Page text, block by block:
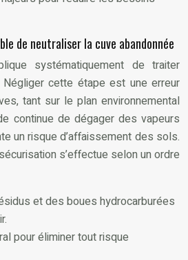
de neutraliser la cuve abandonnée
systématiquement de traiter
Négliger cette étape est une erreur
tant sur le plan environnemental
continue de dégager des vapeurs
un risque d’affaissement des sols.
s’effectue selon un ordre
et des boues hydrocarburées
pour éliminer tout risque